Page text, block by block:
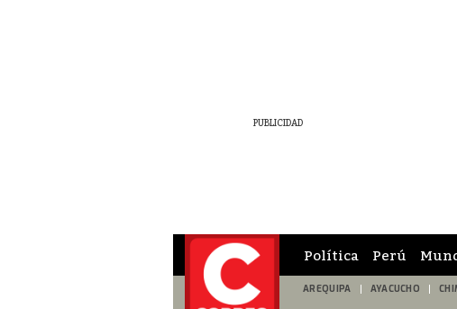
Política Perú
AREQUIPA AYACUCHO